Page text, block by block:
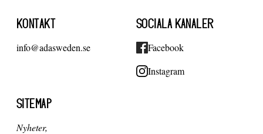
KONTAKT
info@adasweden.se
SOCIALA KANALER
Facebook
Instagram
SITEMAP
Nyheter